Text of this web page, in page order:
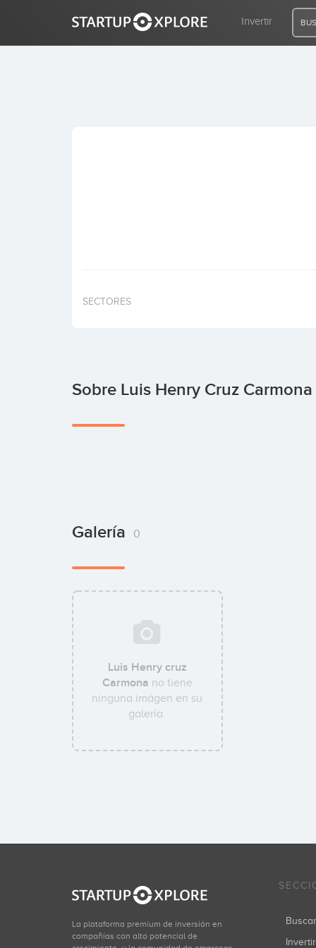
Invertir
SECTORES
Sobre Luis Henry Cruz Carmona
Galería 0
Luis Henry cruz
Carmona no tiene
ninguna imágen en su
galería.
La plataforma premium de inversión en
compañías con alto potencial de